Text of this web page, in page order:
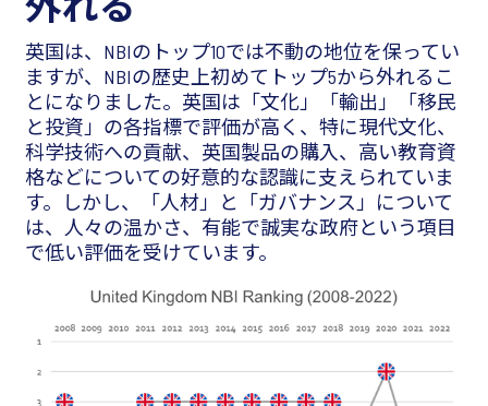
英国は、NBIのトップ10では不動の地位を保ってい
ますが、NBIの歴史上初めてトップ5から外れるこ
とになりました。英国は「文化」「輸出」「移民
と投資」の各指標で評価が高く、特に現代文化、
科学技術への貢献、英国製品の購入、高い教育資
格などについての好意的な認識に支えられていま
す。しかし、「人材」と「ガバナンス」について
は、人々の温かさ、有能で誠実な政府という項目
で低い評価を受けています。